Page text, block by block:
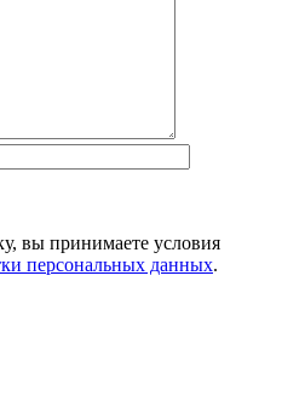
вы принимаете условия
персональных данных.